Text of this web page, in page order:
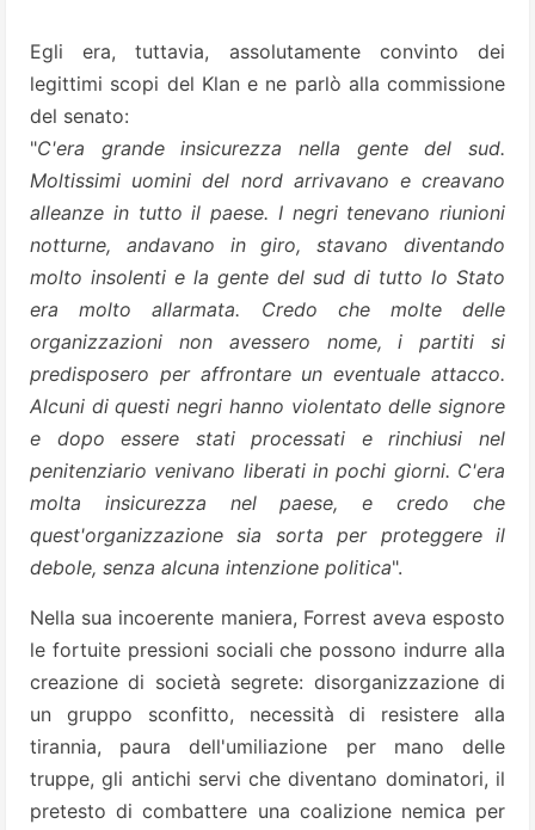
Egli era, tuttavia, assolutamente convinto dei
legittimi scopi del Klan e ne parlò alla commissione
del senato:
"C'era grande insicurezza nella gente del sud.
Moltissimi uomini del nord arrivavano e creavano
alleanze in tutto il paese. I negri tenevano riunioni
notturne, andavano in giro, stavano diventando
molto insolenti e la gente del sud di tutto lo Stato
era molto allarmata. Credo che molte delle
organizzazioni non avessero nome, i partiti si
predisposero per affrontare un eventuale attacco.
Alcuni di questi negri hanno violentato delle signore
e dopo essere stati processati e rinchiusi nel
penitenziario venivano liberati in pochi giorni. C'era
molta insicurezza nel paese, e credo che
quest'organizzazione sia sorta per proteggere il
debole, senza alcuna intenzione politica".
Nella sua incoerente maniera, Forrest aveva esposto
le fortuite pressioni sociali che possono indurre alla
creazione di società segrete: disorganizzazione di
un gruppo sconfitto, necessità di resistere alla
tirannia, paura dell'umiliazione per mano delle
truppe, gli antichi servi che diventano dominatori, il
pretesto di combattere una coalizione nemica per